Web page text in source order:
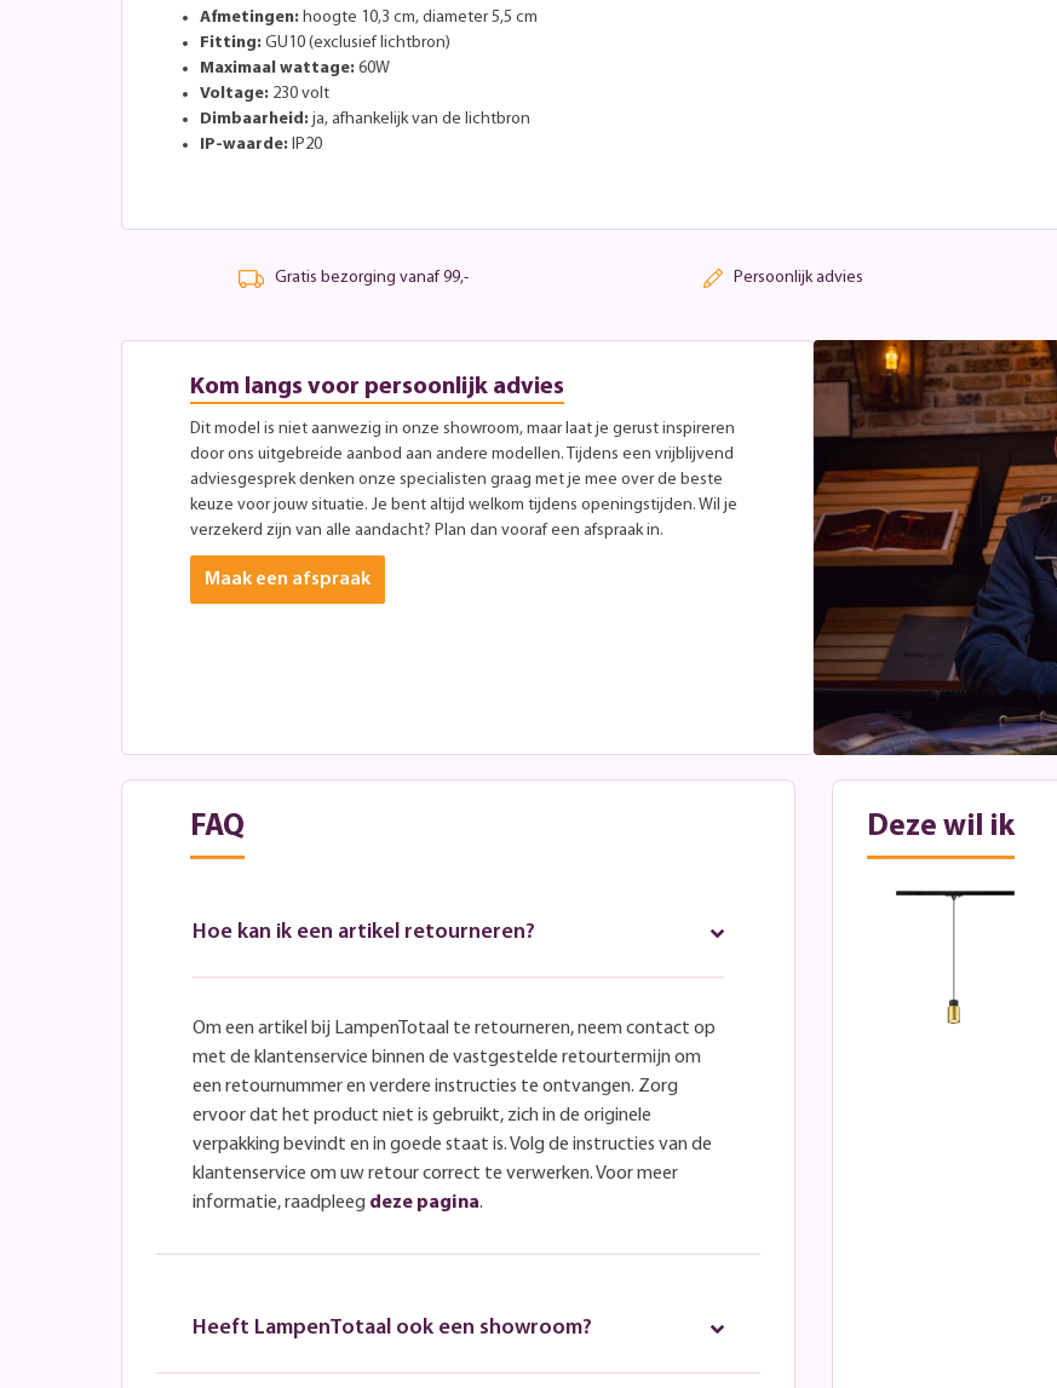
Afmetingen: hoogte 10,3 cm, diameter 5,5 cm
Fitting: GU10 (exclusief lichtbron)
Maximaal wattage: 60W
Voltage: 230 volt
Dimbaarheid: ja, afhankelijk van de lichtbron
IP-waarde: IP20
Gratis bezorging vanaf 99,- Persoonlijk advies
Kom langs voor persoonlijk advies
Dit model is niet aanwezig in onze showroom, maar laat je gerust inspireren
door ons uitgebreide aanbod aan andere modellen. Tijdens een vrijblijvend
adviesgesprek denken onze specialisten graag met je mee over de beste
keuze voor jouw situatie. Je bent altijd welkom tijdens openingstijden. Wil je
verzekerd zijn van alle aandacht? Plan dan vooraf een afspraak in.
Maak een afspraak
FAQ
Hoe kan ik een artikel retourneren?
Om een artikel bij LampenTotaal te retourneren, neem contact op
met de klantenservice binnen de vastgestelde retourtermijn om
een retournummer en verdere instructies te ontvangen. Zorg
ervoor dat het product niet is gebruikt, zich in de originele
verpakking bevindt en in goede staat is. Volg de instructies van de
klantenservice om uw retour correct te verwerken. Voor meer
informatie, raadpleeg deze pagina.
Heeft LampenTotaal ook een showroom?
Deze wil ik